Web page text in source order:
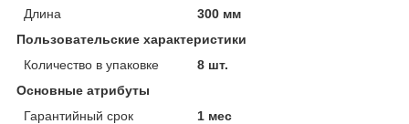
Длина
300 мм
Пользовательские характеристики
Количество в упаковке
8 шт.
Основные атрибуты
Гарантийный срок
1 мес